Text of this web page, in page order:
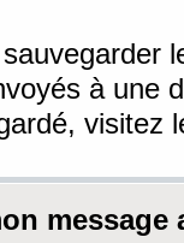
à une
visitez
message